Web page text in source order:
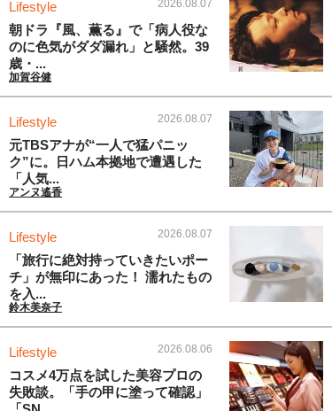
Lifestyle 2026.08.07
朝ドラ『風、薫る』で「病人役な
のに色気がダダ漏れ」と騒然。39
歳・...
加賀谷健
Lifestyle 2026.08.07
元TBSアナが“一人で猛パニッ
ク”に。日ハム本拠地で遭遇した
「人気...
アンヌ遙香
Lifestyle 2026.08.07
「旅行に絶対持っていきたいポー
チ」が無印にあった！ 濡れたもの
を入...
鈴木美奈子
Lifestyle 2026.08.06
コスメ4万点を試した美容プロの
失敗談。「手の甲に塗って確認」